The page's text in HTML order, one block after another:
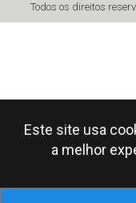
Todos os direitos
Este site usa
a melhor